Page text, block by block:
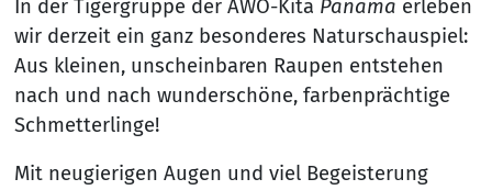
In der Tigergruppe der AWO-Kita Panama erleben
wir derzeit ein ganz besonderes Naturschauspiel:
Aus kleinen, unscheinbaren Raupen entstehen
nach und nach wunderschöne, farbenprächtige
Schmetterlinge!
Mit neugierigen Augen und viel Begeisterung